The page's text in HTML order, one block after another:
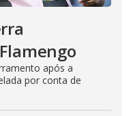
após a
por conta de